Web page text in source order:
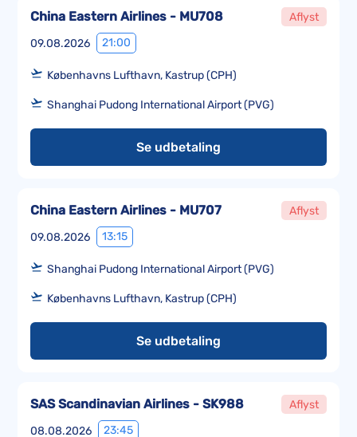
09.08.2026 21:00
China Eastern Airlines - MU708 Aflyst
Københavns Lufthavn, Kastrup (CPH)
Shanghai Pudong International Airport (PVG)
Se udbetaling
09.08.2026 13:15
China Eastern Airlines - MU707 Aflyst
Shanghai Pudong International Airport (PVG)
Københavns Lufthavn, Kastrup (CPH)
Se udbetaling
08.08.2026 23:45
SAS Scandinavian Airlines - SK988 Aflyst